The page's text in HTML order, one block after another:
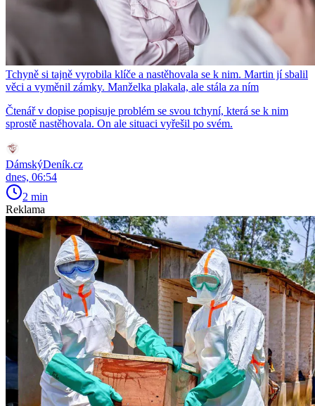
Tchyně si tajně vyrobila klíče a nastěhovala se k nim. Martin jí sbalil
věci a vyměnil zámky. Manželka plakala, ale stála za ním
Čtenář v dopise popisuje problém se svou tchyní, která se k nim
sprostě nastěhovala. On ale situaci vyřešil po svém.
DámskýDeník.cz
dnes, 06:54
2 min
Reklama